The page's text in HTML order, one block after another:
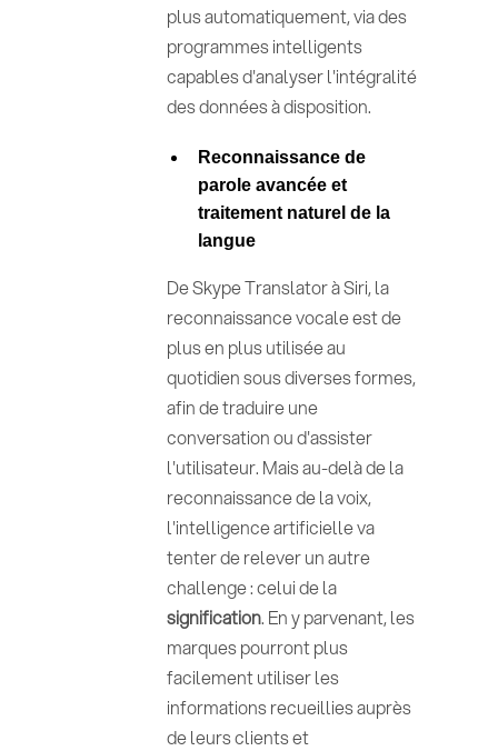
plus automatiquement, via des
programmes intelligents
capables d'analyser l'intégralité
des données à disposition.
Reconnaissance de
parole avancée et
traitement naturel de la
langue
De Skype Translator à Siri, la
reconnaissance vocale est de
plus en plus utilisée au
quotidien sous diverses formes,
afin de traduire une
conversation ou d'assister
l'utilisateur. Mais au-delà de la
reconnaissance de la voix,
l'intelligence artificielle va
tenter de relever un autre
challenge : celui de la
signification. En y parvenant, les
marques pourront plus
facilement utiliser les
informations recueillies auprès
de leurs clients et